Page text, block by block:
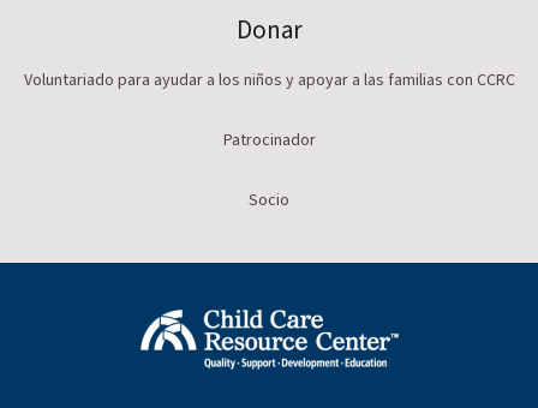
Donar
Voluntariado para ayudar a los niños y apoyar a las familias con CCRC
Patrocinador
Socio